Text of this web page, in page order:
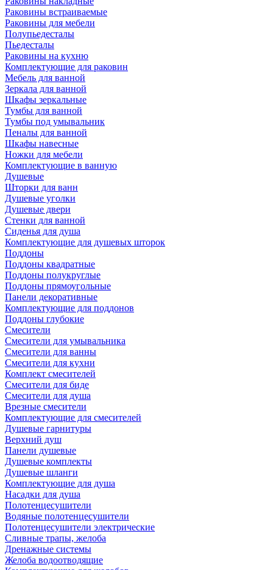
Раковины встраиваемые
Раковины для мебели
Полупьедесталы
Пьедесталы
Раковины на кухню
Комплектующие для раковин
Мебель для ванной
Зеркала для ванной
Шкафы зеркальные
Тумбы для ванной
Тумбы под умывальник
Пеналы для ванной
Шкафы навесные
Ножки для мебели
Комплектующие в ванную
Душевые
Шторки для ванн
Душевые уголки
Душевые двери
Стенки для ванной
Сиденья для душа
Комплектующие для душевых шторок
Поддоны
Поддоны квадратные
Поддоны полукруглые
Поддоны прямоугольные
Панели декоративные
Комплектующие для поддонов
Поддоны глубокие
Смесители
Смесители для умывальника
Смесители для ванны
Смесители для кухни
Комплект смесителей
Смесители для биде
Смесители для душа
Врезные смесители
Комплектующие для смесителей
Душевые гарнитуры
Верхний душ
Панели душевые
Душевые комплекты
Душевые шланги
Комплектующие для душа
Насадки для душа
Полотенцесушители
Водяные полотенцесушители
Полотенцесушители электрические
Сливные трапы, желоба
Дренажные системы
Желоба водоотводящие